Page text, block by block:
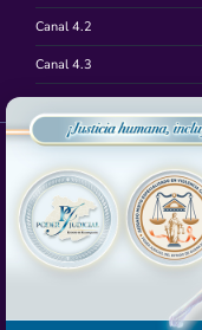
Canal 4.2
Canal 4.3
Canal 4.4
Síguenos en
App TVCUATRO